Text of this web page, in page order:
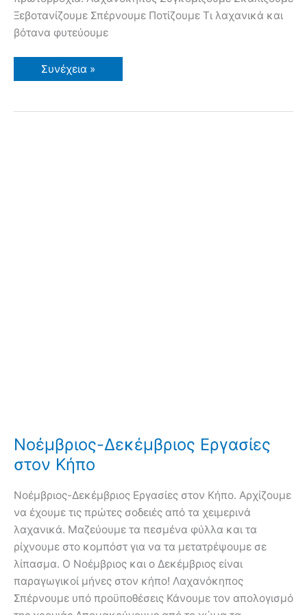
Ξεβοτανίζουμε Σπέρνουμε Ποτίζουμε Τι λαχανικά και
βότανα φυτεύουμε
Σεπτέμβριος-
Οκτώβριος
Κήπο
Συνέχεια »
Νοέμβριος-Δεκέμβριος Εργασίες
στον Κήπο
Νοέμβριος-Δεκέμβριος Εργασίες στον Κήπο. Αρχίζουμε
να έχουμε τις πρώτες σοδειές από τα χειμερινά
λαχανικά. Μαζεύουμε τα πεσμένα φύλλα και τα
ρίχνουμε στο κομπόστ για να τα μετατρέψουμε σε
λίπασμα. Ο Νοέμβριος και ο Δεκέμβριος είναι
παραγωγικοί μήνες στον κήπο! Λαχανόκηπος
Σπέρνουμε υπό προϋποθέσεις Κάνουμε τον απολογισμό